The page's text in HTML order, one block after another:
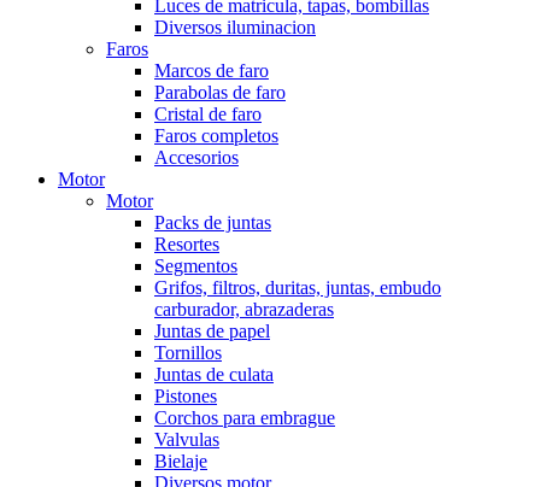
Luces de matricula, tapas, bombillas
Diversos iluminacion
Faros
Marcos de faro
Parabolas de faro
Cristal de faro
Faros completos
Accesorios
Motor
Motor
Packs de juntas
Resortes
Segmentos
Grifos, filtros, duritas, juntas, embudo
carburador, abrazaderas
Juntas de papel
Tornillos
Juntas de culata
Pistones
Corchos para embrague
Valvulas
Bielaje
Diversos motor